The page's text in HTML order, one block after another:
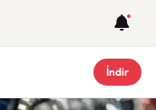
İndir